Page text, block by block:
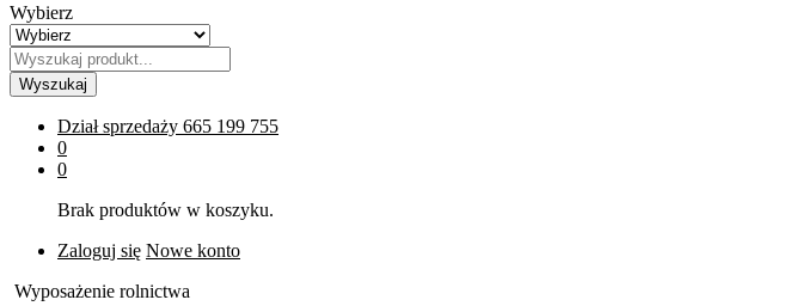
Wybierz
Wyszukaj
Dział sprzedaży 665 199 755
0
0
Brak produktów w koszyku.
Zaloguj się Nowe konto
Wyposażenie rolnictwa